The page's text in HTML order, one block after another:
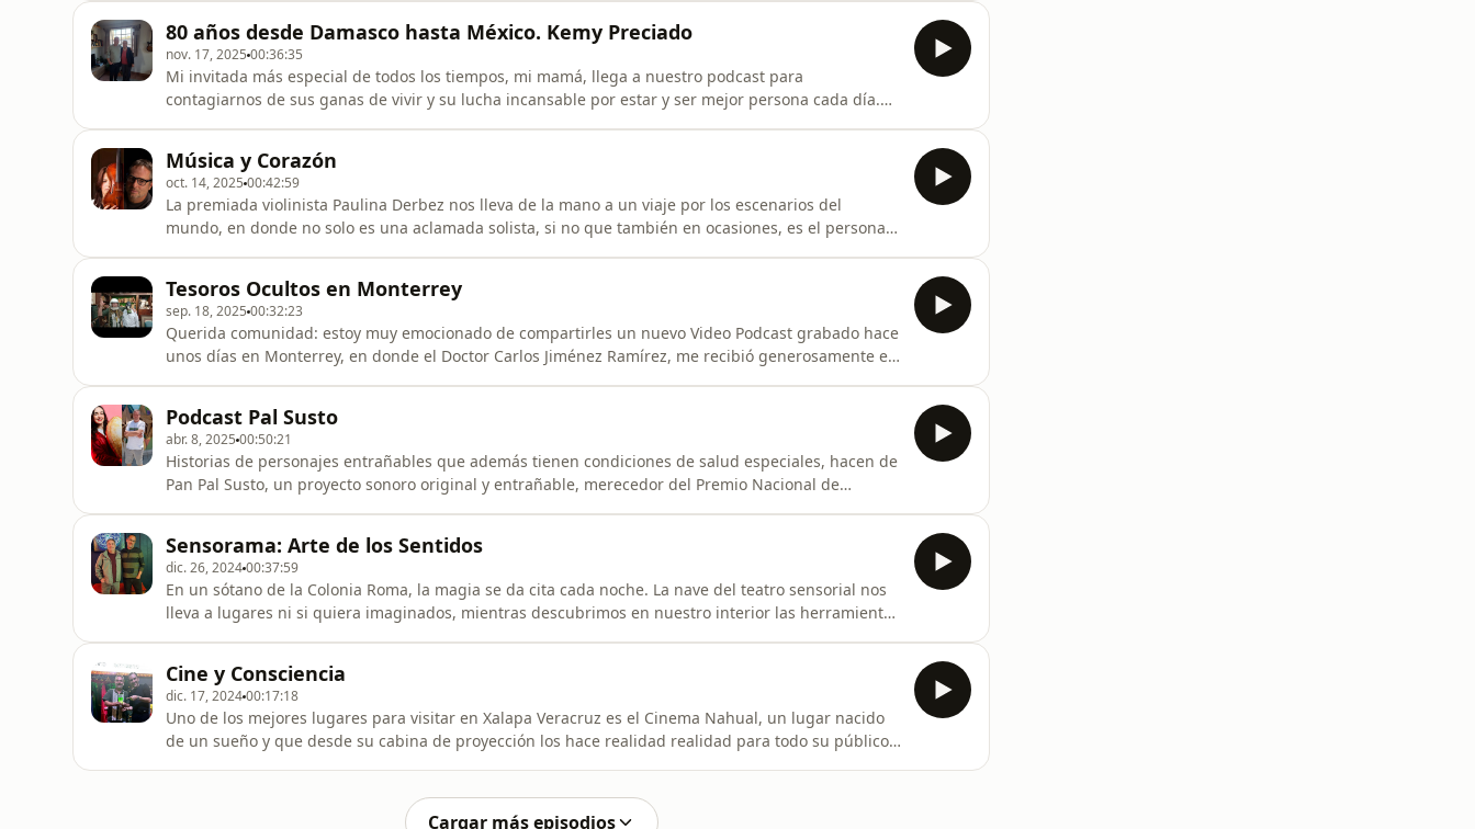
80 años desde Damasco hasta México. Kemy Preciado
nov. 17, 2025 00:36:35
Mi invitada más especial de todos los tiempos, mi mamá, llega a nuestro podcast para
contagiarnos de sus ganas de vivir y su lucha incansable por estar y ser mejor persona cada día.
kilo y sin incubadora, hasta el
Música y Corazón
oct. 14, 2025 00:42:59
La premiada violinista Paulina Derbez nos lleva de la mano a un viaje por los escenarios del
mundo, en donde no solo es una aclamada solista, si no que también en ocasiones, es el personaje
alma no hay mundo
Tesoros Ocultos en Monterrey
sep. 18, 2025 00:32:23
Querida comunidad: estoy muy emocionado de compartirles un nuevo Video Podcast grabado hace
unos días en Monterrey, en donde el Doctor Carlos Jiménez Ramírez, me recibió generosamente en
amena. Los invito a aco
Podcast Pal Susto
abr. 8, 2025 00:50:21
Historias de personajes entrañables que además tienen condiciones de salud especiales, hacen de
Pan Pal Susto, un proyecto sonoro original y entrañable, merecedor del Premio Nacional de
Sensorama: Arte de los Sentidos
dic. 26, 202400:37:59
En un sótano de la Colonia Roma, la magia se da cita cada noche. La nave del teatro sensorial nos
lleva a lugares ni si quiera imaginados, mientras descubrimos en nuestro interior las herramientas
crear para lo
Cine y Consciencia
dic. 17, 202400:17:18
Uno de los mejores lugares para visitar en Xalapa Veracruz es el Cinema Nahual, un lugar nacido
de un sueño y que desde su cabina de proyección los hace realidad realidad para todo su público.
Cargar más episodios